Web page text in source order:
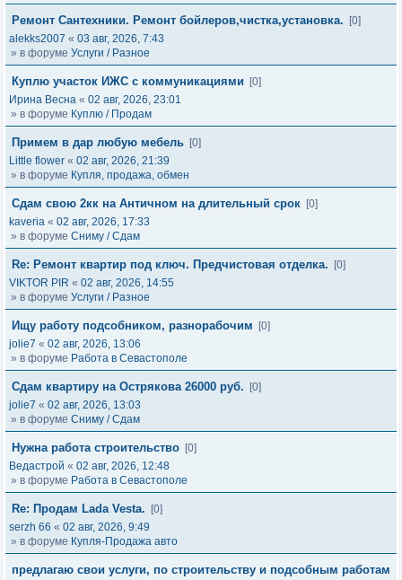
Ремонт Сантехники. Ремонт бойлеров,чистка,установка.
[0]
alekks2007 « 03 авг, 2026, 7:43
» в форуме Услуги / Разное
Куплю участок ИЖС с коммуникациями
[0]
Ирина Весна « 02 авг, 2026, 23:01
» в форуме Куплю / Продам
Примем в дар любую мебель [0]
Little flower « 02 авг, 2026, 21:39
» в форуме Купля, продажа, обмен
Сдам свою 2кк на Античном на длительный срок [0]
kaveria « 02 авг, 2026, 17:33
» в форуме Сниму / Сдам
Re: Ремонт квартир под ключ. Предчистовая отделка.
[0]
VIKTOR PIR « 02 авг, 2026, 14:55
» в форуме Услуги / Разное
Ищу работу подсобником, разнорабочим
[0]
jolie7 « 02 авг, 2026, 13:06
» в форуме Работа в Севастополе
Сдам квартиру на Острякова 26000 руб.
[0]
jolie7 « 02 авг, 2026, 13:03
» в форуме Сниму / Сдам
Нужна работа строительство [0]
Ведастрой « 02 авг, 2026, 12:48
» в форуме Работа в Севастополе
Re: Продам Lada Vesta.
[0]
serzh 66 « 02 авг, 2026, 9:49
» в форуме Купля-Продажа авто
предлагаю свои услуги, по строительству и подсобным работам